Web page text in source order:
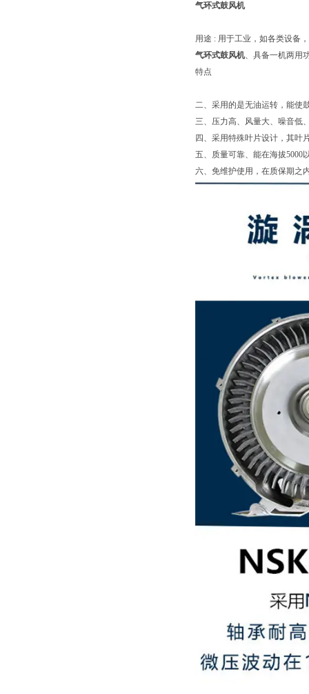
气环式鼓风机
用途 : 用于工业，如各类设备
气环式鼓风机、具备一机两用
特点
二、采用的是无油运转，能使
三、压力高、风量大、噪音低
四、采用特殊叶片设计，其叶
五、质量可靠、能在海拔5000
六、免维护使用，在质保期之